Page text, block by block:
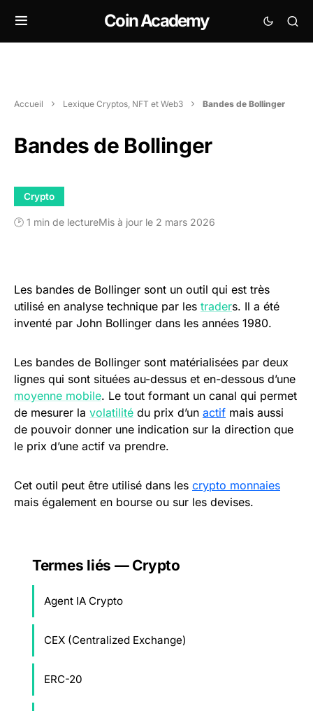
Coin Academy
Accueil Lexique Cryptos, NFT et Web3 Bandes de Bollinger
Bandes de Bollinger
Crypto
🕑 1 min de lectureMis à jour le 2 mars 2026
Les bandes de Bollinger sont un outil qui est très
utilisé en analyse technique par les traders. Il a été
inventé par John Bollinger dans les années 1980.
Les bandes de Bollinger sont matérialisées par deux
lignes qui sont situées au-dessus et en-dessous d’une
moyenne mobile. Le tout formant un canal qui permet
de mesurer la volatilité du prix d’un actif mais aussi
de pouvoir donner une indication sur la direction que
le prix d’une actif va prendre.
Cet outil peut être utilisé dans les crypto monnaies
mais également en bourse ou sur les devises.
Termes liés — Crypto
Agent IA Crypto
CEX (Centralized Exchange)
ERC-20